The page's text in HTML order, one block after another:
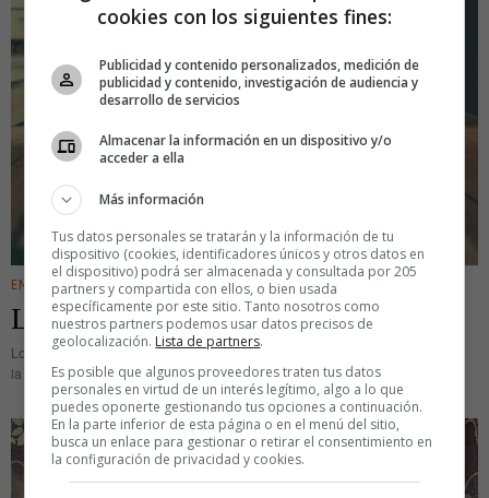
ENTRETENIMIENTO
La bolera que desafió al tiempo
Los domingos, a Mel Stultz y sus amigos les gustaba ir a jugar a los bolos en
la sala más antigua de la ciudad. La bolera con el mismo nombre del pueblo
cookies con los siguientes fines:
Publicidad y contenido personalizados, medición de
publicidad y contenido, investigación de audiencia y
desarrollo de servicios
Almacenar la información en un dispositivo y/o
acceder a ella
Más información
Tus datos personales se tratarán y la información de tu
dispositivo (cookies, identificadores únicos y otros datos en
el dispositivo) podrá ser almacenada y consultada por 205
partners y compartida con ellos, o bien usada
específicamente por este sitio. Tanto nosotros como
nuestros partners podemos usar datos precisos de
geolocalización. Lista de partners.
Es posible que algunos proveedores traten tus datos
personales en virtud de un interés legítimo, algo a lo que
puedes oponerte gestionando tus opciones a continuación.
En la parte inferior de esta página o en el menú del sitio,
busca un enlace para gestionar o retirar el consentimiento en
la configuración de privacidad y cookies.